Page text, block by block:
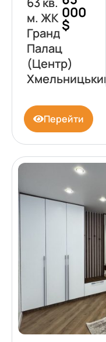
м. ЖК
Гранд
Палац
(Центр)
Хмельницький
000
$
Перейти